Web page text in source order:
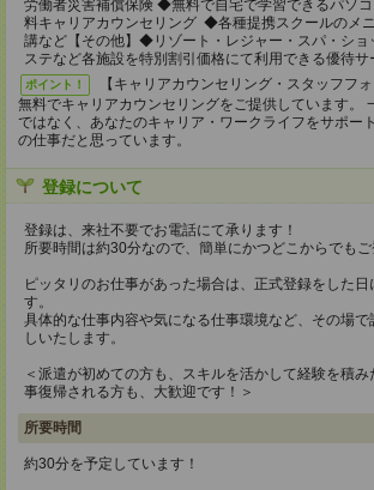
労働者災害補償保険 ◆無料で自宅で学習できるパソ
料キャリアカウンセリング ◆各種提携スクールのメ
講など【その他】◆リゾート・レジャー・スパ・ショ
ステなど各施設を特別割引価格にて利用できる優待サ
ポイント！
【キャリアカウンセリング・スタッフフォ
無料でキャリアカウンセリングをご提供しています。
ではなく、あなたのキャリア・ワークライフをサポー
の仕事だと思っています。
登録について
登録は、来社不要でお電話にて承ります！
所要時間は約30分なので、簡単にかつどこからでもご
ピッタリのお仕事があった場合は、正式登録をした日
す。
具体的な仕事内容や気になる仕事環境など、その場
しいたします。
＜派遣が初めての方も、スキルを活かして経験を積
事復帰される方も、大歓迎です！＞
所要時間
約30分を予定しています！